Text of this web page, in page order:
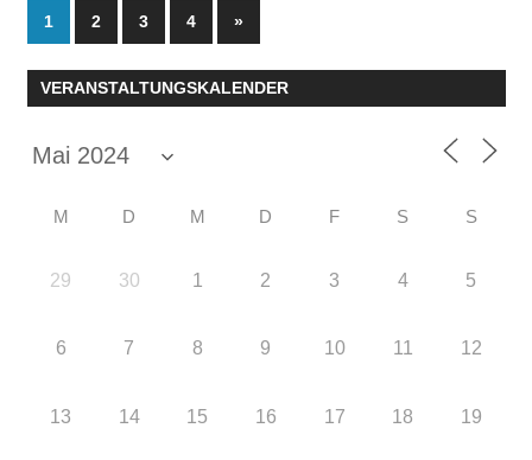
Seitennummerierung
der
Beiträge
1 2 3 4
Nächste
Beiträge
»
VERANSTALTUNGSKALENDER
M D M D F S S
29 30 1 2 3 4 5
6 7 8 9 10 11 12
13 14 15 16 17 18 19